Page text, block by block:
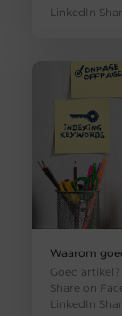
LinkedIn
Waarom
Goed
Share on
LinkedIn